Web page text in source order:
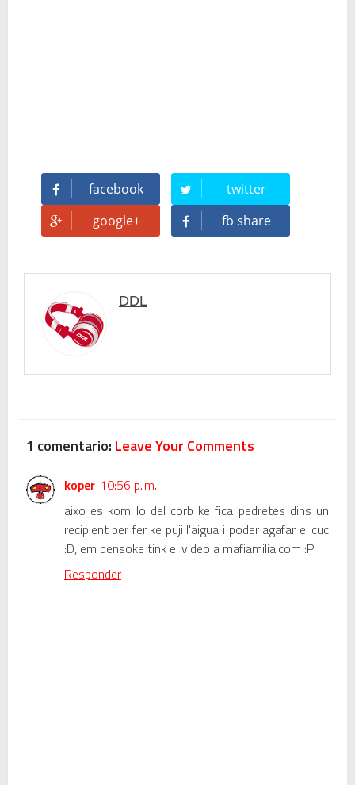
facebook
twitter
google+
fb share
DDL
1 comentario: Leave Your Comments
koper 10:56 p. m.
aixo es kom lo del corb ke fica pedretes dins un
recipient per fer ke puji l'aigua i poder agafar el cuc
:D, em pensoke tink el video a mafiamilia.com :P
Responder